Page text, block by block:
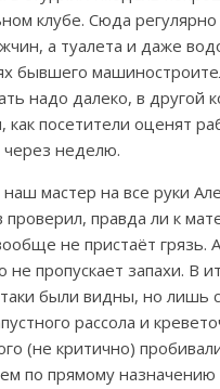
клубе. Сюда
а туалета и даже
бывшего
надо далеко, в другой
как посетители оценят
через неделю.
мастер на все руки
проверил, правда ли к
не пристаёт грязь. А
пропускает запахи. В
были видны, но лишь
рассола и
(не критично)
по прямому